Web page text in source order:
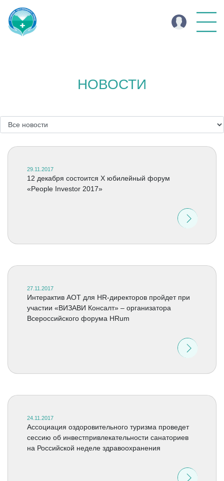
НОВОСТИ
29.11.2017
12 декабря состоится X юбилейный форум
«People Investor 2017»
27.11.2017
Интерактив АОТ для HR-директоров пройдет при
участии «ВИЗАВИ Консалт» – организатора
Всероссийского форума HRum
24.11.2017
Ассоциация оздоровительного туризма проведет
сессию об инвестпривлекательности санаториев
на Российской неделе здравоохранения